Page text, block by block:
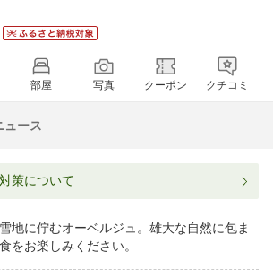
部屋 写真 クーポン クチコミ
ュース
策について
地に佇むオーベルジュ。雄大な自然に包ま
をお楽しみください。